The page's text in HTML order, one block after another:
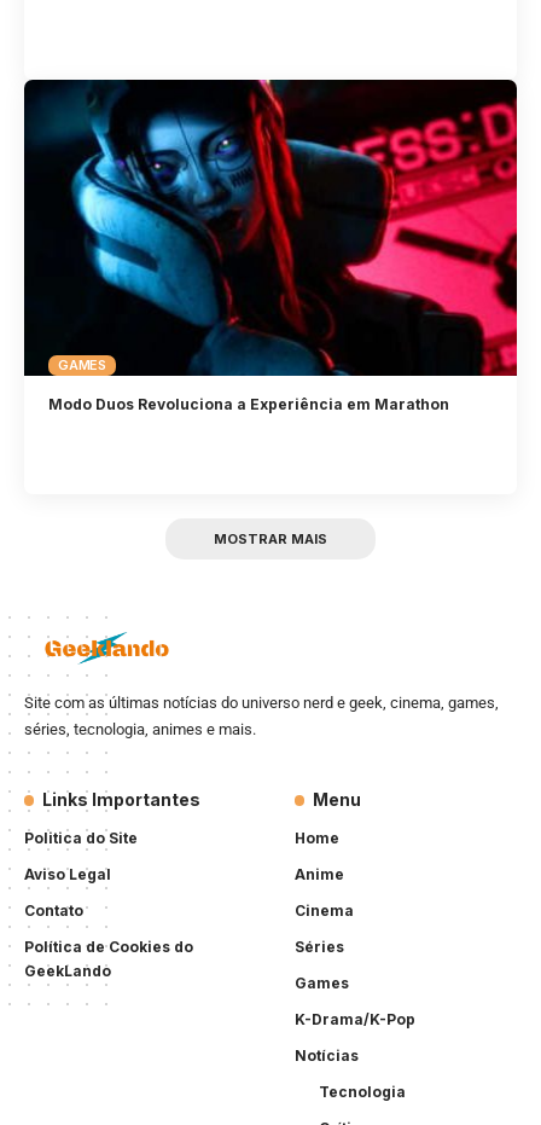
GAMES
Modo Duos Revoluciona a Experiência em Marathon
MOSTRAR MAIS
Site com as últimas notícias do universo nerd e geek, cinema, games,
séries, tecnologia, animes e mais.
Links Importantes
Politica do Site
Aviso Legal
Contato
Política de Cookies do
GeekLando
Menu
Home
Anime
Cinema
Séries
Games
K-Drama/K-Pop
Notícias
Tecnologia